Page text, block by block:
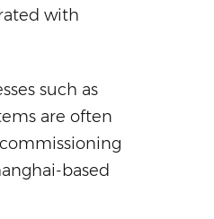
with
such as
are often
based